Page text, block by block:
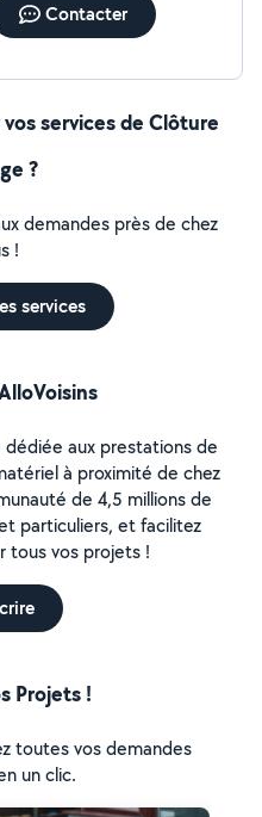
Contacter
services de Clôture
?
demandes près de chez
!
services
aux prestations de
à proximité de chez
de 4,5 millions de
particuliers, et facilitez
tous vos projets !
Projets !
toutes vos demandes
un clic.